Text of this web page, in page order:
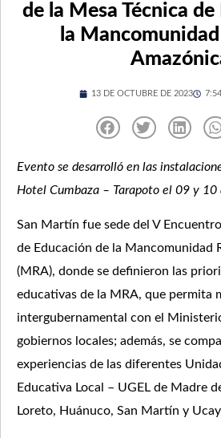
de la Mesa Técnica
la Mancomunidad
13 DE OCTUBRE DE 2023
Evento se desarrolló en las
Hotel Cumbaza – Tarapoto el 09 y 10
San Martín fue sede del V
de Educación de la Mancomunidad
(MRA), donde se definieron las
educativas de la MRA, que permita
intergubernamental con el
gobiernos locales; además, se
experiencias de las diferentes
Educativa Local – UGEL de Madre
Loreto, Huánuco, San Martín y